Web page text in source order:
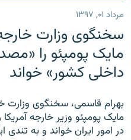
مرداد ۰۱, ۱۳۹۷
سخنگوی وزارت
مایک پومپئو را
داخلی کشور» خواند
بهرام قاسمی، سخنگوی وزارت
مایک پومپئو وزیر خارجه
در امور ایران خواند و به